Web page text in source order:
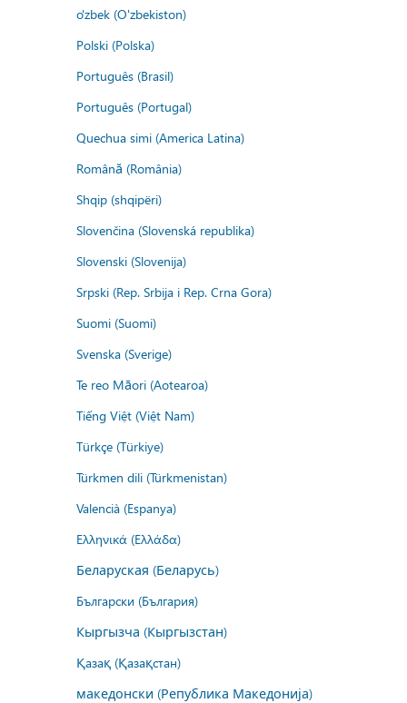
o'zbek (O'zbekiston)
Polski (Polska)
Português (Brasil)
Português (Portugal)
Quechua simi (America Latina)
Română (România)
Shqip (shqipëri)
Slovenčina (Slovenská republika)
Slovenski (Slovenija)
Srpski (Rep. Srbija i Rep. Crna Gora)
Suomi (Suomi)
Svenska (Sverige)
Te reo Māori (Aotearoa)
Tiếng Việt (Việt Nam)
Türkçe (Türkiye)
Türkmen dili (Türkmenistan)
Valencià (Espanya)
Ελληνικά (Ελλάδα)
Беларуская (Беларусь)
Български (България)
Кыргызча (Кыргызстан)
Қазақ (Қазақстан)
македонски (Република Македонија)